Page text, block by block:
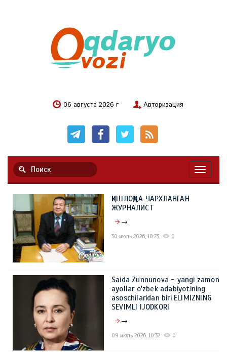
06 августа 2026 г Авторизация
ҚИШЛОҚДА ЧАРХЛАНГАН
ЖУРНАЛИСТ
→
30 июль 2026, 10:23 0
Saida Zunnunova - yangi zamon
ayollar o'zbek adabiyotining
asoschilaridan biri ELIMIZNING
SEVIMLI IJODKORI
→
09 июль 2026, 10:32 0